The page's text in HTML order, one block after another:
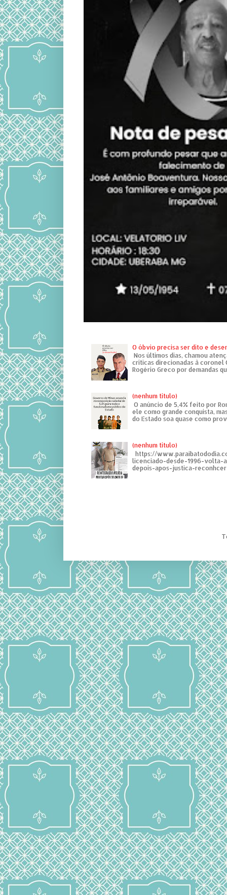
O óbvio precisa ser dito e
Nos últimos dias, chamou
críticas direcionadas à coronel
Rogério Greco por demandas
(nenhum título)
O anúncio de 5,4% feito por
ele como grande conquista,
do Estado soa quase como
(nenhum título)
https://
licenciado-desde-1996-volta-
depois-apos-justica-